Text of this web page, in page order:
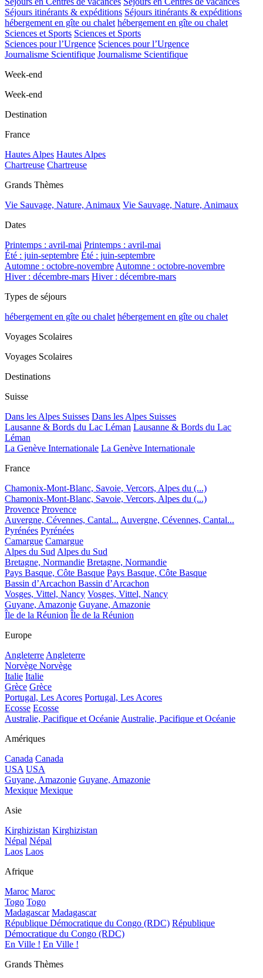
Séjours itinérants & expéditions Séjours itinérants & expéditions
hébergement en gîte ou chalet hébergement en gîte ou chalet
Sciences et Sports Sciences et Sports
Sciences pour l’Urgence Sciences pour l’Urgence
Journalisme Scientifique Journalisme Scientifique
Week-end
Week-end
Destination
France
Hautes Alpes Hautes Alpes
Chartreuse Chartreuse
Grands Thèmes
Vie Sauvage, Nature, Animaux Vie Sauvage, Nature, Animaux
Dates
Printemps : avril-mai Printemps : avril-mai
Été : juin-septembre Été : juin-septembre
Automne : octobre-novembre Automne : octobre-novembre
Hiver : décembre-mars Hiver : décembre-mars
Types de séjours
hébergement en gîte ou chalet hébergement en gîte ou chalet
Voyages Scolaires
Voyages Scolaires
Destinations
Suisse
Dans les Alpes Suisses Dans les Alpes Suisses
Lausanne & Bords du Lac Léman Lausanne & Bords du Lac
Léman
La Genève Internationale La Genève Internationale
France
Chamonix-Mont-Blanc, Savoie, Vercors, Alpes du (...)
Chamonix-Mont-Blanc, Savoie, Vercors, Alpes du (...)
Provence Provence
Auvergne, Cévennes, Cantal... Auvergne, Cévennes, Cantal...
Pyrénées Pyrénées
Camargue Camargue
Alpes du Sud Alpes du Sud
Bretagne, Normandie Bretagne, Normandie
Pays Basque, Côte Basque Pays Basque, Côte Basque
Bassin d’Arcachon Bassin d’Arcachon
Vosges, Vittel, Nancy Vosges, Vittel, Nancy
Guyane, Amazonie Guyane, Amazonie
Île de la Réunion Île de la Réunion
Europe
Angleterre Angleterre
Norvège Norvège
Italie Italie
Grèce Grèce
Portugal, Les Acores Portugal, Les Acores
Ecosse Ecosse
Australie, Pacifique et Océanie Australie, Pacifique et Océanie
Amériques
Canada Canada
USA USA
Guyane, Amazonie Guyane, Amazonie
Mexique Mexique
Asie
Kirghizistan Kirghizistan
Népal Népal
Laos Laos
Afrique
Maroc Maroc
Togo Togo
Madagascar Madagascar
République Démocratique du Congo (RDC) République
Démocratique du Congo (RDC)
En Ville ! En Ville !
Grands Thèmes